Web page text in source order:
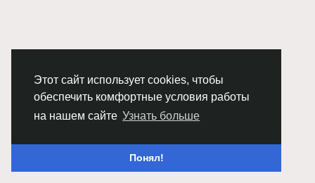
Этот сайт использует cookies, чтобы
обеспечить комфортные условия работы
на нашем сайте Узнать больше
Понял!